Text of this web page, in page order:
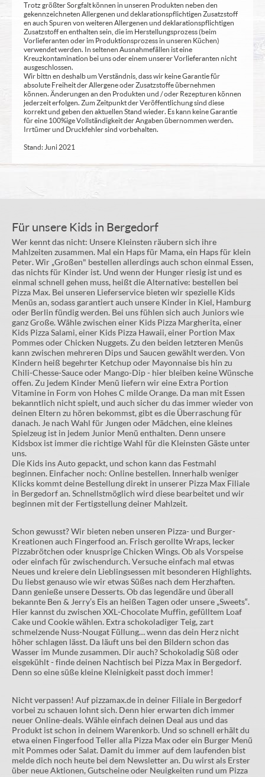
Trotz größter Sorgfalt können in unseren Produkten neben den
gekennzeichneten Allergenen und deklarationspflichtigen Zusatzstoff
en auch Spuren von weiteren Allergenen und deklarationspflichtigen
Zusatzstoff en enthalten sein, die im Herstellungsprozess (beim
Vorlieferanten oder im Produktionsprozess in unseren Küchen)
verwendet werden. In seltenen Ausnahmefällen ist eine
Kreuzkontamination bei uns oder einem unserer Vorlieferanten nicht
ausgeschlossen.
Wir bittn en deshalb um Verständnis, dass wir keine Garantie für
absolute Freiheit der Allergene oder Zusatzstoffe übernehmen
können. Änderungen an den Produkten und / oder Rezepturen können
jederzeit erfolgen. Zum Zeitpunkt der Veröffentlichung sind diese
korrekt und geben den aktuellen Stand wieder. Es kann keine Garantie
für eine 100%ige Vollständigkeit der Angaben übernommen werden.
Irrtümer und Druckfehler sind vorbehalten.
Stand: Juni 2021
Für unsere Kids in Bergedorf
Wer kennt das nicht: Unsere Kleinsten räubern sich ihre
Mahlzeiten zusammen. Mal ein Haps für Mama, ein Haps für klein
Peter. Wir „Großen" bestellen allerdings auch schon einmal Essen,
das nichts für Kinder ist. Und wenn der Hunger riesig ist und es
einmal schnell gehen muss, heißt die Alternative: bestellen bei
Pizza Max. Bei unseren Lieferservice bieten wir spezielle Kids
Menüs an, sodass garantiert auch unsere Kinder in Kiel, Hamburg
oder Berlin fündig werden. Bei uns fühlen sich auch Juniors wie
ganz Große. Wähle zwischen einer Kids Pizza Margherita, einer
Kids Pizza Salami, einer Kids Pizza Hawaii, einer Portion Max
Pommes oder Chicken Nuggets. Zu den beiden letzteren Menüs
kann zwischen mehreren Dips und Saucen gewählt werden. Von
Kindern heiß begehrter Ketchup oder Mayonnaise bis hin zu
Chili-Chesse-Sauce oder Mango-Dip - hier bleiben keine Wünsche
offen. Zu jedem Kinder Menü liefern wir eine Extra Portion
Vitamine in Form von Hohes C milde Orange. Da man mit Essen
bekanntlich nicht spielt, und auch sicher du das immer wieder von
deinen Eltern zu hören bekommst, gibt es die Überraschung für
danach. Je nach Wahl für Jungen oder Mädchen, eine kleines
Spielzeug ist in jedem Junior Menü enthalten. Denn unsere
Kidsbox ist immer die richtige Wahl für die Kleinsten Gäste unter
uns.
Die Kids ins Auto gepackt, und schon kann das Festmahl
beginnen. Einfacher noch: Online bestellen. Innerhalb weniger
Klicks kommt deine Bestellung direkt in unserer Pizza Max Filiale
in Bergedorf an. Schnellstmöglich wird diese bearbeitet und wir
beginnen mit der Fertigstellung deiner Mahlzeit.
Schon gewusst? Wir bieten neben unseren Pizza- und Burger-
Kreationen auch Fingerfood an. Frisch gerollte Wraps, lecker
Pizzabrötchen oder knusprige Chicken Wings. Ob als Vorspeise
oder einfach für zwischendurch. Versuche einfach mal etwas
Neues und kreiere dein Lieblingsessen mit besonderen Highlights.
Du liebst genauso wie wir etwas Süßes nach dem Herzhaften.
Dann genieße unsere Desserts. Ob das legendäre und überall
bekannte Ben & Jerry’s Eis an heißen Tagen oder unsere „Sweets“.
Hier kannst du zwischen XXL-Chocolate Muffin, gefülltem Loaf
Cake und Cookie wählen. Extra schokoladiger Teig, zart
schmelzende Nuss-Nougat Füllung… wenn das dein Herz nicht
höher schlagen lässt. Da läuft uns bei den Bildern schon das
Wasser im Munde zusammen. Dir auch? Schokoladig Süß oder
eisgekühlt - finde deinen Nachtisch bei Pizza Max in Bergedorf.
Denn so eine süße kleine Kleinigkeit passt doch immer!
Nicht verpassen! Auf pizzamax.de in deiner Filiale in Bergedorf
vorbei zu schauen lohnt sich. Denn hier erwarten dich immer
neuer Online-deals. Wähle einfach deinen Deal aus und das
Produkt ist schon in deinem Warenkorb. Und so schnell erhält du
etwa einen Fingerfood Teller alla Pizza Max oder ein Burger Menü
mit Pommes oder Salat. Damit du immer auf dem laufenden bist
melde dich noch heute bei dem Newsletter an. Du wirst als Erster
über neue Aktionen, Gutscheine oder Neuigkeiten rund um Pizza